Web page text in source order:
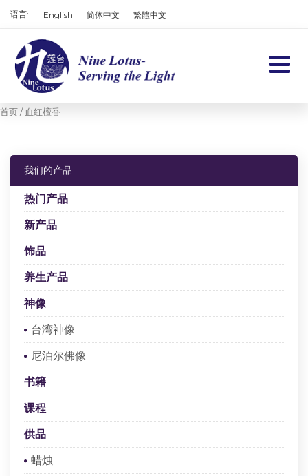
语言: English 简体中文 繁體中文
首页
服务项目
联系我们
大车
首页 / 血红檀香
我们的产品
热门产品
新产品
饰品
养生产品
神像
台湾神像
尼泊尔佛像
书籍
课程
供品
蜡烛